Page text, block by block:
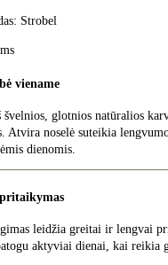
Strobel
viename
švelnios, glotnios natūralios
Atvira noselė suteikia
dienomis.
leidžia greitai ir lengvai
aktyviai dienai, kai reikia